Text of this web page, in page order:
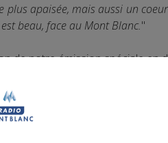
apaisée, mais aussi un
beau, face au Mont Blanc."
de notre émission spéciale en